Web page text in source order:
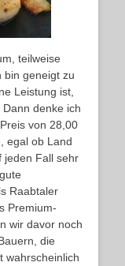
teilweise
bin geneigt zu
Leistung ist,
denke ich
von 28,00
egal ob Land
jeden Fall sehr
Raabtaler
Premium-
wir davor noch
die
wahrscheinlich